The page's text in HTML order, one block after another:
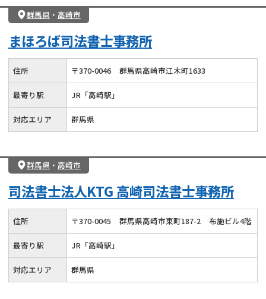
群馬県 ・ 高崎市
まほろば司法書士事務所
住所 〒370-0046 群馬県高崎市江木町1633
最寄り駅 JR「高崎駅」
対応エリア 群馬県
群馬県 ・ 高崎市
司法書士法人KTG 高崎司法書士事務所
住所 〒370-0045 群馬県高崎市東町187-2 布施ビル4階
最寄り駅 JR「高崎駅」
対応エリア 群馬県